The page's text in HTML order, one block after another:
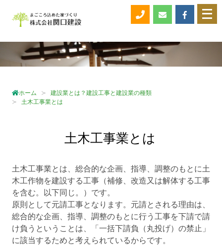
メ
ニ
開
ホーム
建設業とは？建設工事と建設業の種類
土木工事業とは
土木工事業とは
土木工事業とは、総合的な企画、指導、調整のもとに土
木工作物を建設する工事（補修、改造又は解体する工事
を含む。以下同じ。）です。
原則として元請工事となります。元請とされる理由は、
総合的な企画、指導、調整のもとに行う工事を下請で請
け負うということは、「一括下請負（丸投げ）の禁止」
に該当するためと考えられているからです。